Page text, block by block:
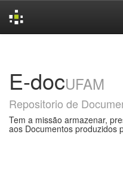
E-docUFAM
Repositorio de
Tem a missão armazenar,
aos Documentos produzidos